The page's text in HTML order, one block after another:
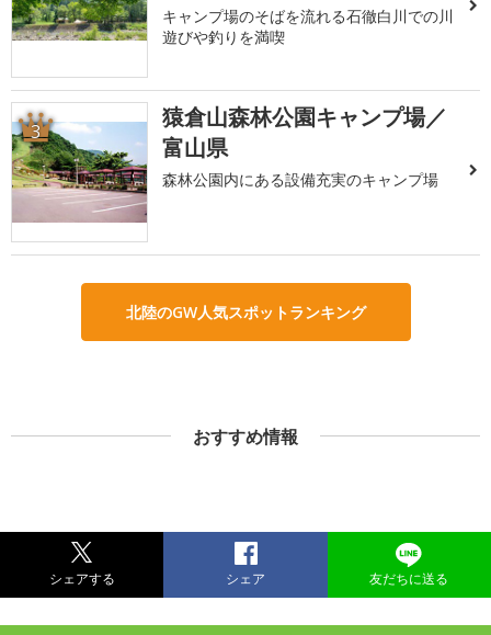
キャンプ場のそばを流れる石徹白川での川
遊びや釣りを満喫
3
猿倉山森林公園キャンプ場／
富山県
森林公園内にある設備充実のキャンプ場
北陸のGW人気スポットランキング
おすすめ情報
シェアする シェア 友だちに送る